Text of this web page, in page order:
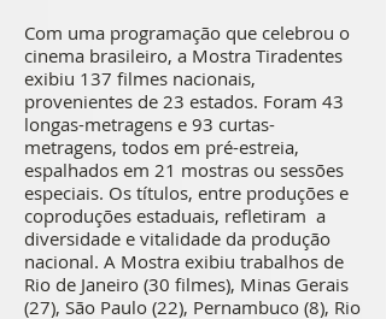
Com uma programação que celebrou o
cinema brasileiro, a Mostra Tiradentes
exibiu 137 filmes nacionais,
provenientes de 23 estados. Foram 43
longas-metragens e 93 curtas-
metragens, todos em pré-estreia,
espalhados em 21 mostras ou sessões
especiais. Os títulos, entre produções e
coproduções estaduais, refletiram a
diversidade e vitalidade da produção
nacional. A Mostra exibiu trabalhos de
Rio de Janeiro (30 filmes), Minas Gerais
(27), São Paulo (22), Pernambuco (8), Rio